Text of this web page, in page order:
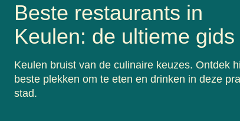
Beste restaurants in
Keulen: de ultieme gids
Keulen bruist van de culinaire keuzes. Ontdek
beste plekken om te eten en drinken in deze
stad.